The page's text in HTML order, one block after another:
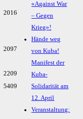
2016
2097
2209
5409
«Against War
– Gegen
Krieg»!
Hände weg
von Kuba!
Manifest der
Kuba-
Solidarität am
12. April
Veranstaltung: